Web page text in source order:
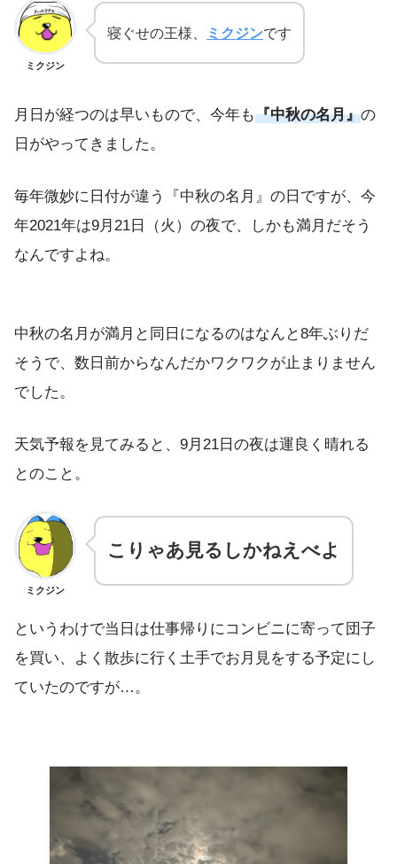
ミクジン
寝ぐせの王様、 ミクジンです
月日が経つのは早いもので、今年も『中秋の名月』の
日がやってきました。
毎年微妙に日付が違う『中秋の名月』の日ですが、今
年2021年は9月21日（火）の夜で、しかも満月だそう
なんですよね。
中秋の名月が満月と同日になるのはなんと8年ぶりだ
そうで、数日前からなんだかワクワクが止まりません
でした。
天気予報を見てみると、9月21日の夜は運良く晴れる
とのこと。
ミクジン
こりゃあ見るしかねえべよ
というわけで当日は仕事帰りにコンビニに寄って団子
を買い、よく散歩に行く土手でお月見をする予定にし
ていたのですが…。